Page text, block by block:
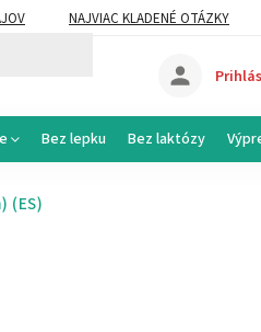
NAJVIAC KLADENÉ OTÁZKY
Bez lepku Bez laktózy
(ES)